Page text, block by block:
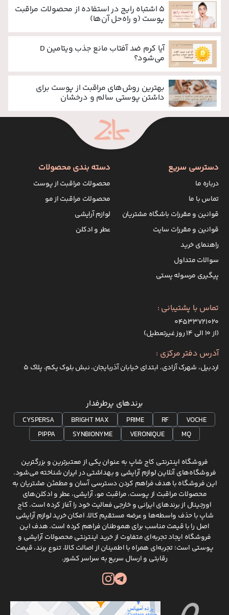
۵ اشتباه رایج در استفاده از محصولات مراقبت
پوست (و راه‌حل آن‌ها)
آیا کرم ضد آفتاب مانع جذب ویتامین D
می‌شود؟
بهترین روش‌های مراقبت از پوست برای
داشتن پوستی سالم و درخشان
دسترسی سریع
درباره ما
تماس با ما
قوانین و مقررات باشگاه مشتریان
قوانین و مقررات سایت
راهنمای خرید
سوالات متداول
پیگیری مرسوله پستی
دسته بندی محصولات
محصولات مراقبت از پوست
محصولات مراقبت از مو
لوازم آرایشی
عطر و ادکلن
تماس با پشتیبانی :
۰۴۵۳۳۷۲۱۰۲۰
(از ۱۰ الی ۱۴ روز غیرتعطیل)
آدرس دفتر مرکزی :
اردبیل، شهرک آزادی، ابتدای خیابان آذربایجان، نبش بلوک یکم، پلاک 5
برندهای پرطرفدار
VOCHE
RF
PRIME
BRIGHT MAX
CYSPERSA
MQ
VERONIQUE
SYNBIONYME
PIPPA
فروشگاه اینترنتی کاج شاپ به عنوان یکی از معتبرترین و بزرگترین
فروشگاه‌های آنلاین لوازم آرایشی و بهداشتی در ایران شناخته می‌شود.
این فروشگاه با هدف فراهم کردن دسترسی آسان و مطمئن مشتریان به
محصولات مراقبت از پوست، مراقبت مو، آرایشی، عطر و ادکلن‌های
اورجینال از برندهای ایرانی و خارجی فعالیت خود را آغاز کرده است. کاج
شاپ با حذف واسطه‌ها و عرضه مستقیم کالا، امکان خرید لوازم آرایشی
اصل را با قیمت مناسب برای هموطنان فراهم کرده است. هدف این
فروشگاه ایجاد تجربه‌ای متفاوت از خرید اینترنتی محصولات آرایشی و
پوستی است؛ تجربه‌ای همراه با اطمینان از اصالت کالا، تنوع برند، قیمت
رقابتی و ارسال سریع به سراسر کشور.